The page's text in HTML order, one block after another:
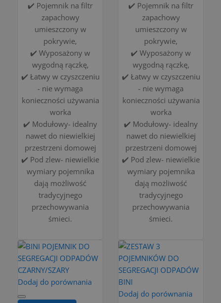
✔️ Pojemnik na filtr
zapachowy
umieszczony w
pokrywie,
✔️ Wyposażony w
wygodną rączkę,
✔️ Łatwy w czyszczeniu
- nie wymaga
konieczności używania
worka
✔️ Modułowy- idealny
nawet do niewielkiej
przestrzeni domowej
✔️ Pod zlew- niewielkie
wymiary pojemnika
dają możliwość
tradycyjnego
przechowywania
śmieci.
✔️ Pojemnik na filtr
zapachowy
umieszczony w
pokrywie,
✔️ Wyposażony w
wygodną rączkę,
✔️ Łatwy w czyszczeniu
- nie wymaga
konieczności używania
worka
✔️ Modułowy- idealny
nawet do niewielkiej
przestrzeni domowej
✔️ Pod zlew- niewielkie
wymiary pojemnika
dają możliwość
tradycyjnego
przechowywania
śmieci.
Dodaj do porównania
Dodaj do porównania